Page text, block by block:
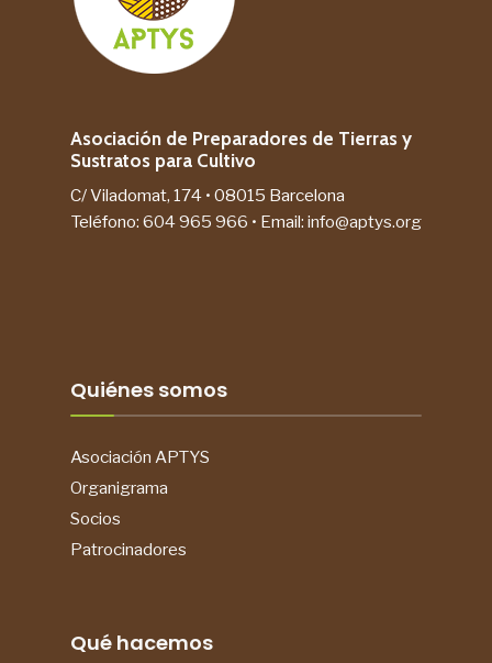
Asociación de Preparadores de Tierras y
Sustratos para Cultivo
C/ Viladomat, 174 • 08015 Barcelona
Teléfono: 604 965 966 • Email: info@aptys.org
Quiénes somos
Asociación APTYS
Organigrama
Socios
Patrocinadores
Qué hacemos